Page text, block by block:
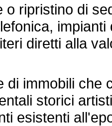
ripristino di
diretti alla
immobili che
storici
esistenti